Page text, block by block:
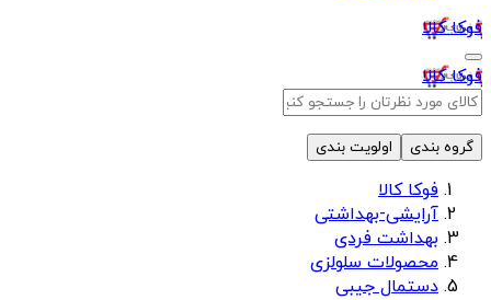
فوکا کالا
فوکا کالا
گروه بندی اولویت بندی
فوکا کالا
آرایشی-بهداشتی
بهداشت فردی
محصولات سلولزی
دستمال جیبی